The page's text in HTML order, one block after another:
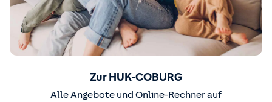
Zur HUK-COBURG
Alle Angebote und Online-Rechner auf